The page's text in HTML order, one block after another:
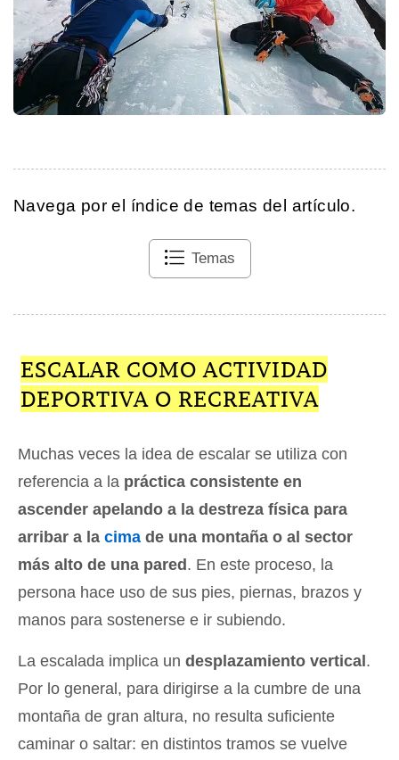
Navega por el índice de temas del artículo.
Temas
ESCALAR COMO ACTIVIDAD
DEPORTIVA O RECREATIVA
Muchas veces la idea de escalar se utiliza con
referencia a la práctica consistente en
ascender apelando a la destreza física para
arribar a la cima de una montaña o al sector
más alto de una pared . En este proceso, la
persona hace uso de sus pies, piernas, brazos y
manos para sostenerse e ir subiendo.
La escalada implica un desplazamiento vertical .
Por lo general, para dirigirse a la cumbre de una
montaña de gran altura, no resulta suficiente
caminar o saltar: en distintos tramos se vuelve